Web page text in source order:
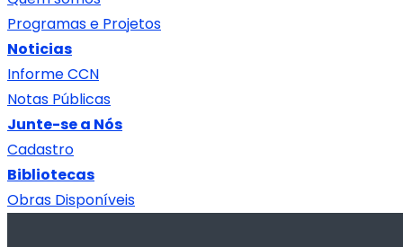
Programas e Projetos
Noticias
Informe CCN
Notas Públicas
Junte-se a Nós
Cadastro
Bibliotecas
Obras Disponíveis